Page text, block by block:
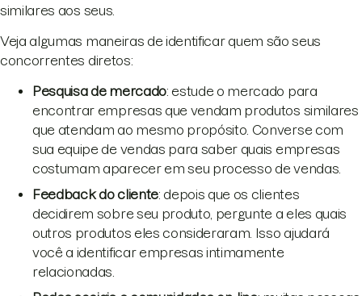
similares aos seus.
Veja algumas maneiras de identificar quem são seus
concorrentes diretos:
Pesquisa de mercado: estude o mercado para
encontrar empresas que vendam produtos similares
que atendam ao mesmo propósito. Converse com
sua equipe de vendas para saber quais empresas
costumam aparecer em seu processo de vendas.
Feedback do cliente: depois que os clientes
decidirem sobre seu produto, pergunte a eles quais
outros produtos eles consideraram. Isso ajudará
você a identificar empresas intimamente
relacionadas.